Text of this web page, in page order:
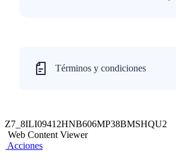
Términos y condiciones
Z7_8ILI09412HNB606MP38BMSHQU2
Web Content Viewer
Acciones